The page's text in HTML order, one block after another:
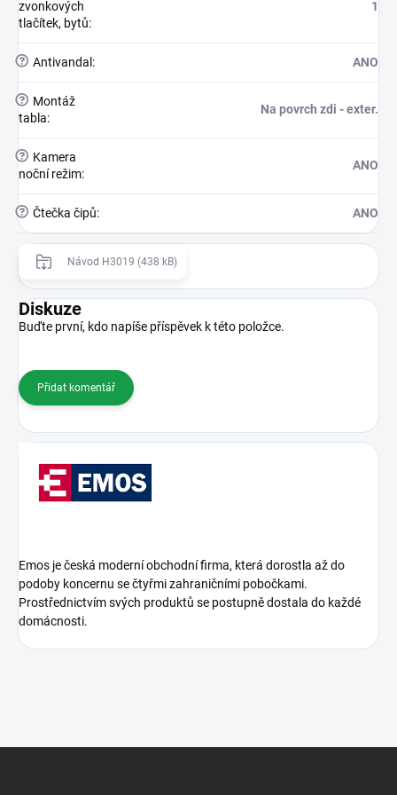
zvonkových
tlačítek, bytů:
1
? Antivandal : ANO
?
Montáž
tabla:
Na povrch zdi - exter.
?
Kamera
noční režim:
ANO
? Čtečka čipů: ANO
Návod H3019 (438 kB)
Diskuze
Buďte první, kdo napíše příspěvek k této položce.
Přidat komentář
Emos je česká moderní obchodní firma, která dorostla až do
podoby koncernu se čtyřmi zahraničními pobočkami.
Prostřednictvím svých produktů se postupně dostala do každé
domácnosti.